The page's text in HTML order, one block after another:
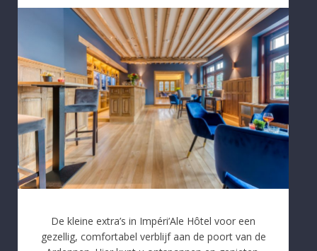
De kleine extra’s in Impéri’Ale Hôtel voor een
gezellig, comfortabel verblijf aan de poort van de